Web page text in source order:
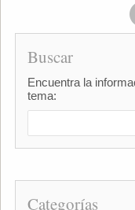
Buscar
Encuentra la
tema:
Categorías